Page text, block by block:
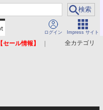
ログイン Impress サイト
全カテゴリ
【セール情報】